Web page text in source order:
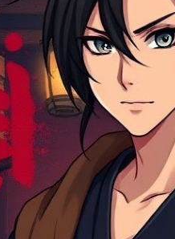
Intro: The silent
and keeping the Kyoto